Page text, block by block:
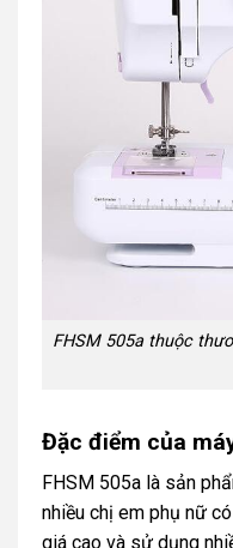
FHSM 505a thuộc
Đặc điểm của
FHSM 505a là sản
nhiều chị em phụ nữ
giá cao và sử dụng